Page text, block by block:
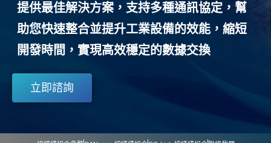
提供最佳解決方案，支持多種通訊協定，幫
助您快速整合並提升工業設備的效能，縮短
開發時間，實現高效穩定的數據交換
立即諮詢